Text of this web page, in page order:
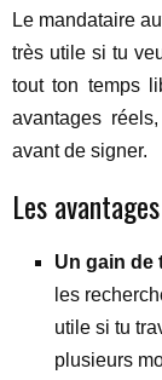
Le mandataire
très utile si tu
tout ton temps
avantages
avant de signer.
Les
Un gain de
les
utile si tu
plusieurs